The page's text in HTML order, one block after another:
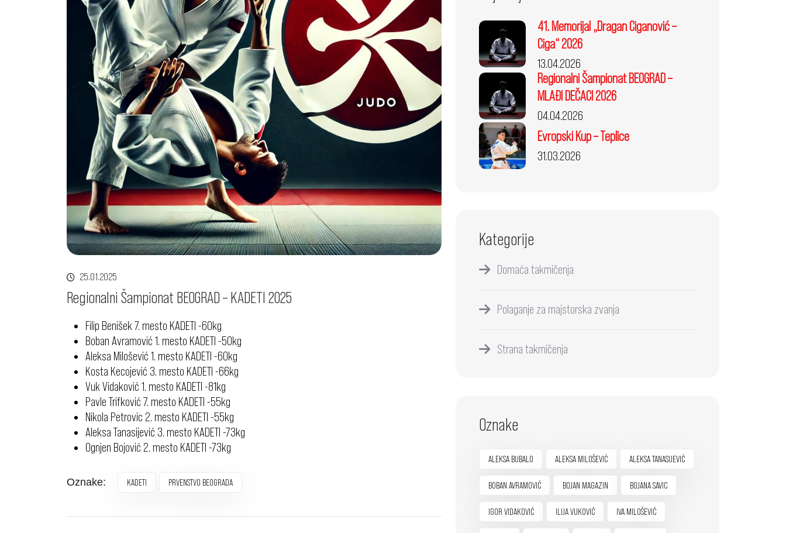
25.01.2025
Regionalni Šampionat BEOGRAD – KADETI 2025
Filip Benišek 7. mesto KADETI -60kg
Boban Avramović 1. mesto KADETI -50kg
Aleksa Milošević 1. mesto KADETI -60kg
Kosta Kecojević 3. mesto KADETI -66kg
Vuk Vidaković 1. mesto KADETI -81kg
Pavle Trifković 7. mesto KADETI -55kg
Nikola Petrovic 2. mesto KADETI -55kg
Aleksa Tanasijević 3. mesto KADETI -73kg
Ognjen Bojović 2. mesto KADETI -73kg
Oznake: KADETI PRVENSTVO BEOGRADA
41. Memorijal „Dragan Ciganović –
Ciga“ 2026
13.04.2026
Regionalni Šampionat BEOGRAD –
MLAĐI DEČACI 2026
04.04.2026
Evropski Kup – Teplice
31.03.2026
Kategorije
Domaća takmičenja
Polaganje za majstorska zvanja
Strana takmičenja
Oznake
ALEKSA BUBALO ALEKSA MILOŠEVIĆ ALEKSA TANASIJEVIĆ
BOBAN AVRAMOVIĆ BOJAN MAGAZIN BOJANA SAVIC
IGOR VIDAKOVIĆ ILIJA VUKOVIĆ IVA MILOŠEVIĆ